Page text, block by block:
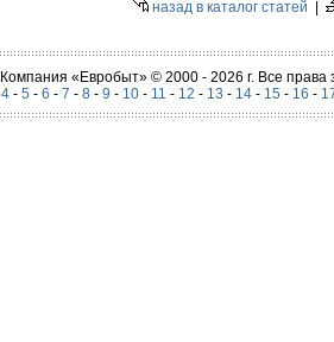
назад в каталог статей
Компания «Евробыт» © 2000 - 2026 г. Все
4- 5 - 6 - 7 - 8- 9 - 10- 11 - 12 - 13 - 14- 15 - 16 -